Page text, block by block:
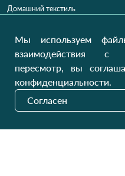
Домашний текстиль
Наши обновления
Мы используем
взаимодействия с
пересмотр, вы
конфиденциальности.
Согласен